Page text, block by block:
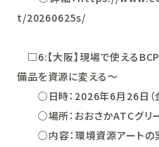
t/20260625s/
□6:【大阪】現場で使える
備品を資源に変える～
○日時：2026年6月26日（
○場所：おおさかATCグリ
○内容：環境資源アートの実